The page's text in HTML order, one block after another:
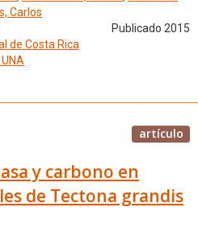
Carlos
Publicado 2015
de Costa Rica
artículo
y carbono en
de Tectona grandis